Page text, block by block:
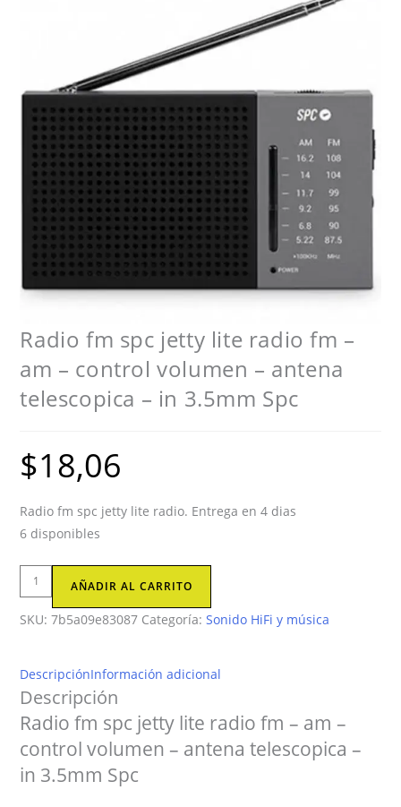
antena
telescopica
3.5mm
Spc
cantidad
Radio fm spc jetty lite radio fm –
am – control volumen – antena
telescopica – in 3.5mm Spc
$18,06
Radio fm spc jetty lite radio. Entrega en 4 dias
6 disponibles
Radio
fm
spc
fm
-
am
-
AÑADIR AL CARRITO
SKU:7b5a09e83087 Categoría:Sonido HiFi y música
DescripciónInformación adicional
Descripción
Radio fm spc jetty lite radio fm – am –
control volumen – antena telescopica –
in 3.5mm Spc